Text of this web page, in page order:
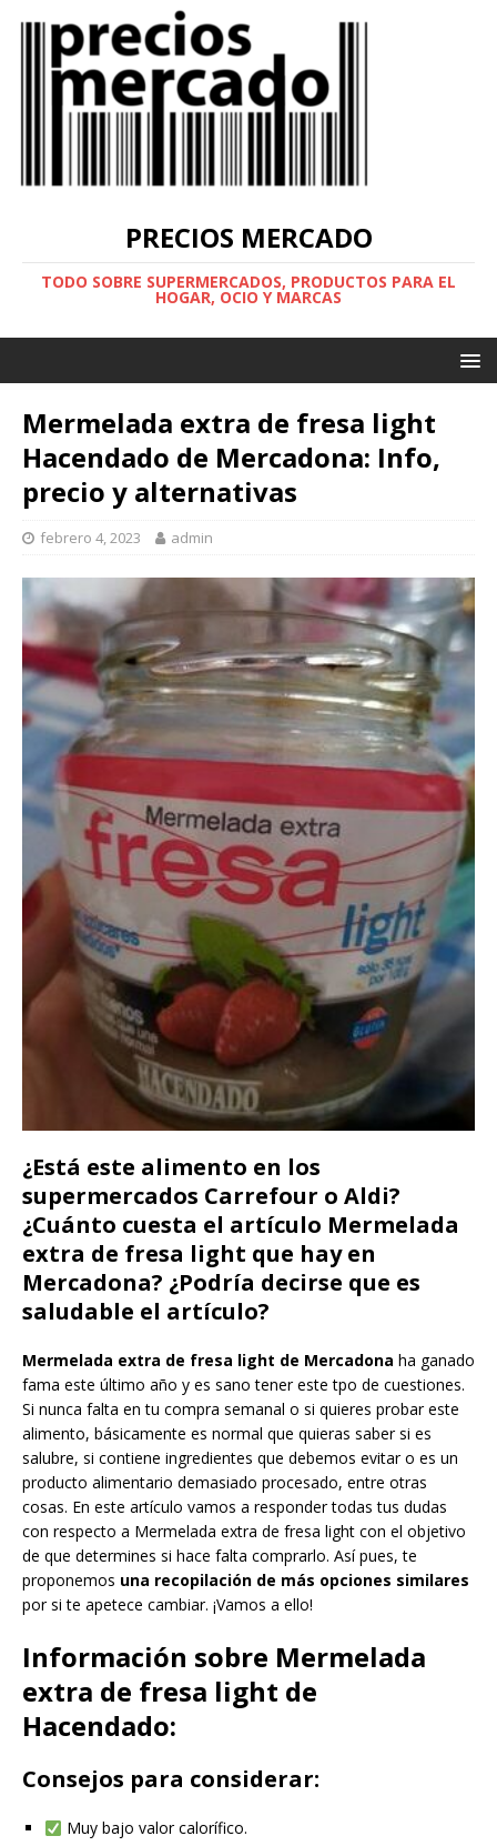
PRECIOS MERCADO
TODO SOBRE SUPERMERCADOS, PRODUCTOS PARA EL
HOGAR, OCIO Y MARCAS
Mermelada extra de fresa light
Hacendado de Mercadona: Info,
precio y alternativas
febrero 4, 2023 admin
¿Está este alimento en los
supermercados Carrefour o Aldi?
¿Cuánto cuesta el artículo Mermelada
extra de fresa light que hay en
Mercadona? ¿Podría decirse que es
saludable el artículo?
Mermelada extra de fresa light de Mercadona ha ganado
fama este último año y es sano tener este tpo de cuestiones.
Si nunca falta en tu compra semanal o si quieres probar este
alimento, básicamente es normal que quieras saber si es
salubre, si contiene ingredientes que debemos evitar o es un
producto alimentario demasiado procesado, entre otras
cosas. En este artículo vamos a responder todas tus dudas
con respecto a Mermelada extra de fresa light con el objetivo
de que determines si hace falta comprarlo. Así pues, te
proponemos una recopilación de más opciones similares
por si te apetece cambiar. ¡Vamos a ello!
Información sobre Mermelada
extra de fresa light de
Hacendado:
Consejos para considerar:
Muy bajo valor calorífico.